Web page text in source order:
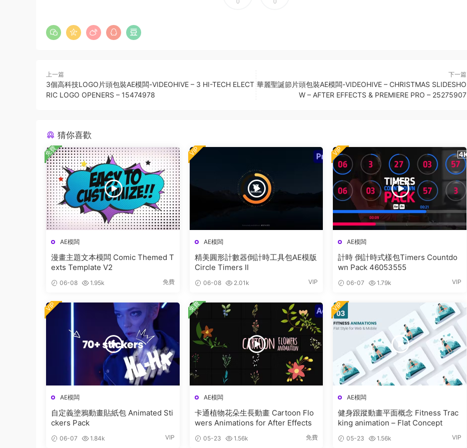
0 0
上一篇
3個高科技LOGO片頭包裝AE模闆-VIDEOHIVE – 3 HI-TECH ELECT
RIC LOGO OPENERS – 15474978
下一篇
華麗聖誕節片頭包裝AE模闆-VIDEOHIVE – CHRISTMAS SLIDESHO
W – AFTER EFFECTS & PREMIERE PRO – 25275907
猜你喜歡
AE模闆
漫畫主題文本模闆 Comic Themed T
exts Template V2
06-08 1.95k 免費
免費
AE模闆
精美圓形計數器倒計時工具包AE模版
Circle Timers II
06-08 2.01k VIP
VIP
AE模闆
計時 倒計時式樣包Timers Countdo
wn Pack 46053555
06-07 1.79k VIP
VIP
AE模闆
自定義塗鴉動畫貼紙包 Animated Sti
ckers Pack
06-07 1.84k VIP
VIP
AE模闆
卡通植物花朵生長動畫 Cartoon Flo
wers Animations for After Effects
05-23 1.56k 免費
免費
AE模闆
健身跟蹤動畫平面概念 Fitness Trac
king animation – Flat Concept
05-23 1.56k VIP
VIP